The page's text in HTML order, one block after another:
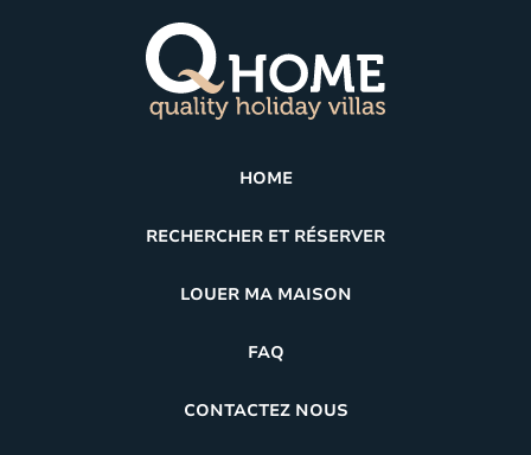
HOME
RECHERCHER ET RÉSERVER
LOUER MA MAISON
FAQ
CONTACTEZ NOUS